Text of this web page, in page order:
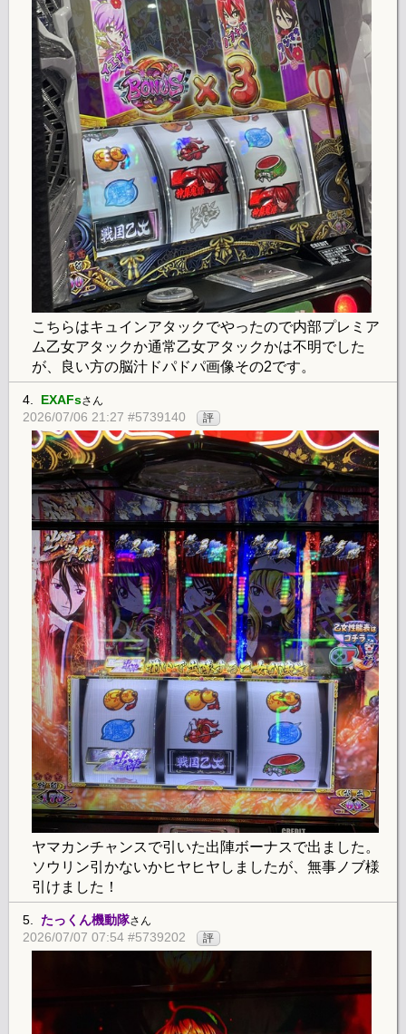
こちらはキュインアタックでやったので内部プレミア
ム乙女アタックか通常乙女アタックかは不明でした
が、良い方の脳汁ドパドパ画像その2です。
4. EXAFsさん
2026/07/06 21:27 #5739140 評
ヤマカンチャンスで引いた出陣ボーナスで出ました。
ソウリン引かないかヒヤヒヤしましたが、無事ノブ様
引けました！
5. たっくん機動隊さん
2026/07/07 07:54 #5739202 評